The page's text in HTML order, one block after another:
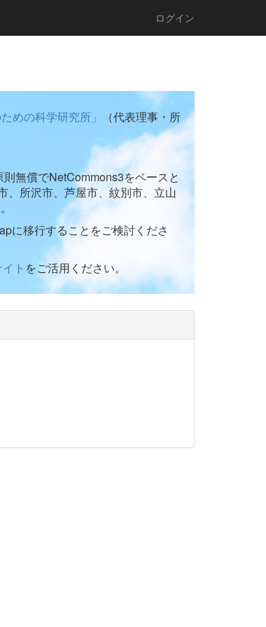
ログイン
めの科学研究所」
（代表理事・所
無償でNetCommons3をベースと
、所沢市、芦屋市、紋別市、立山
に移行することをご検討くださ
ト をご活用ください。